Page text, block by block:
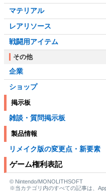
マテリアル
レアリソース
戦闘用アイテム
その他
企業
ショップ
掲示板
雑談・質問掲示板
製品情報
リメイク版の変更点・新要素
ゲーム権利表記
© Nintendo/MONOLITHSOFT
※当カテゴリ内のすべての記事は、